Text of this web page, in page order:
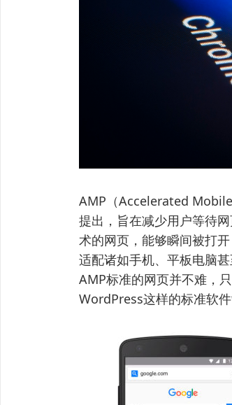
AMP（Accelerated
提出，旨在减少用户等待
术的网页，能够瞬间被打
适配诸如手机、平板电脑
AMP标准的网页并不难，
WordPress这样的标准软